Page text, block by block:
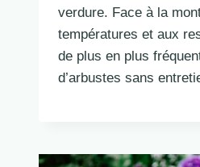
verdure. Face à la
températures et aux
de plus en plus
d’arbustes sans